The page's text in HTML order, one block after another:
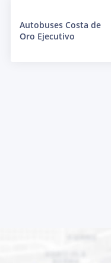
Autobuses Costa de
Oro Ejecutivo